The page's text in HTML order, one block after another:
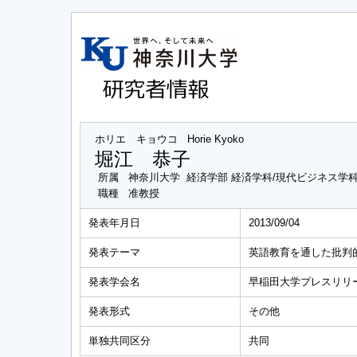
ホリエ キョウコ Horie Kyoko
堀江 恭子
所属
神奈川大学 経済学部 経済学科/現代ビジネス学
職種
准教授
発表年月日 2013/09/04
発表テーマ 英語教育を通した批判
発表学会名 早稲田大学プレスリリ
発表形式 その他
単独共同区分 共同